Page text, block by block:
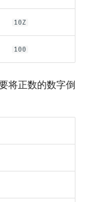
Text
STL
游走
10Z
100
将正数的数字倒